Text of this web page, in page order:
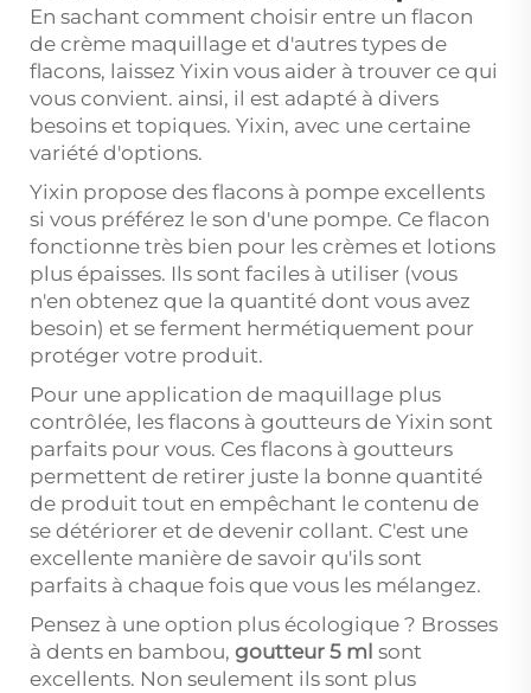
En sachant comment choisir entre un flacon
de crème maquillage et d'autres types de
flacons, laissez Yixin vous aider à trouver ce qui
vous convient. ainsi, il est adapté à divers
besoins et topiques. Yixin, avec une certaine
variété d'options.
Yixin propose des flacons à pompe excellents
si vous préférez le son d'une pompe. Ce flacon
fonctionne très bien pour les crèmes et lotions
plus épaisses. Ils sont faciles à utiliser (vous
n'en obtenez que la quantité dont vous avez
besoin) et se ferment hermétiquement pour
protéger votre produit.
Pour une application de maquillage plus
contrôlée, les flacons à goutteurs de Yixin sont
parfaits pour vous. Ces flacons à goutteurs
permettent de retirer juste la bonne quantité
de produit tout en empêchant le contenu de
se détériorer et de devenir collant. C'est une
excellente manière de savoir qu'ils sont
parfaits à chaque fois que vous les mélangez.
Pensez à une option plus écologique ? Brosses
à dents en bambou, goutteur 5 ml sont
excellents. Non seulement ils sont plus